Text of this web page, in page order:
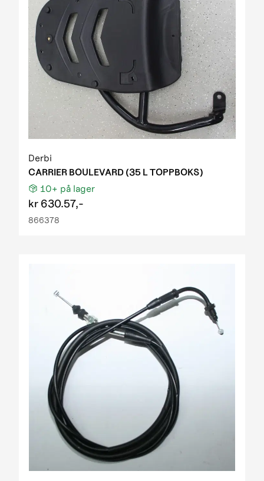
Derbi
CARRIER BOULEVARD (35 L TOPPBOKS)
10+ på lager
kr 630.57,-
866378